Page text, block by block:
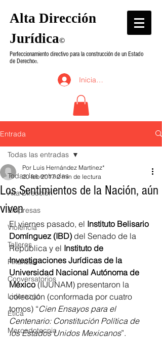
Alta Dirección
Jurídica©
Perfeccionamiento directivo para la construcción de un Estado
de Derecho©.
Iniciar sesión
Entrada
Todas las entradas
Alta Dirección
Empresas
Violencia
Talleres
Finanzas
Conversatorios
Liderazgo
Ética
Mercadotecnia
Todas las entradas
Los Sentimientos de la Nación, aún
viven
Por Luis Hernández Martínez*
20 feb 2017 2 min de lectura
El viernes pasado, el Instituto Belisario
Domínguez (IBD) del Senado de la
República y el Instituto de
Investigaciones Jurídicas de la
Universidad Nacional Autónoma de
México (IIJUNAM) presentaron la
colección (conformada por cuatro
tomos) “Cien Ensayos para el
Centenario: Constitución Política de
los Estados Unidos Mexicanos”.